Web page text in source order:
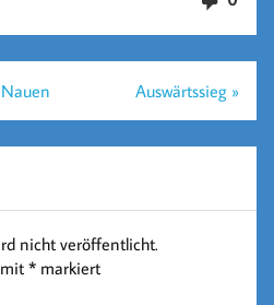
Auswärtssieg »
nicht veröffentlicht.
mit* markiert